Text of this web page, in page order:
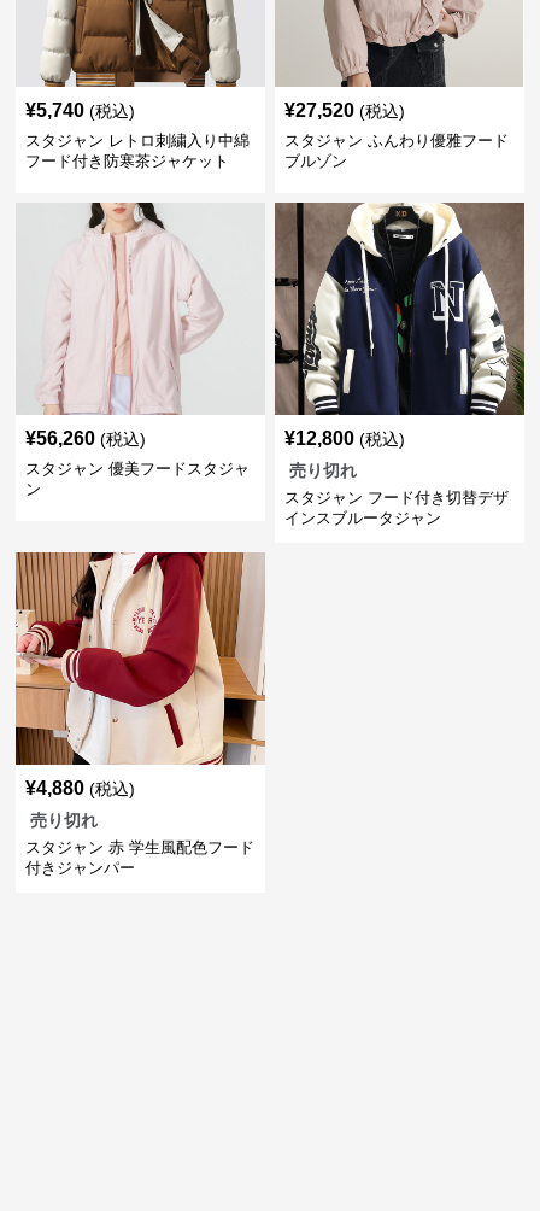
¥5,740 (税込)
スタジャン レトロ刺繍入り中綿
フード付き防寒茶ジャケット
¥27,520 (税込)
スタジャン ふんわり優雅フード
ブルゾン
¥56,260 (税込)
スタジャン 優美フードスタジャ
ン
¥12,800 (税込)
売り切れ
スタジャン フード付き切替デザ
インスブルータジャン
¥4,880 (税込)
売り切れ
スタジャン 赤 学生風配色フード
付きジャンパー